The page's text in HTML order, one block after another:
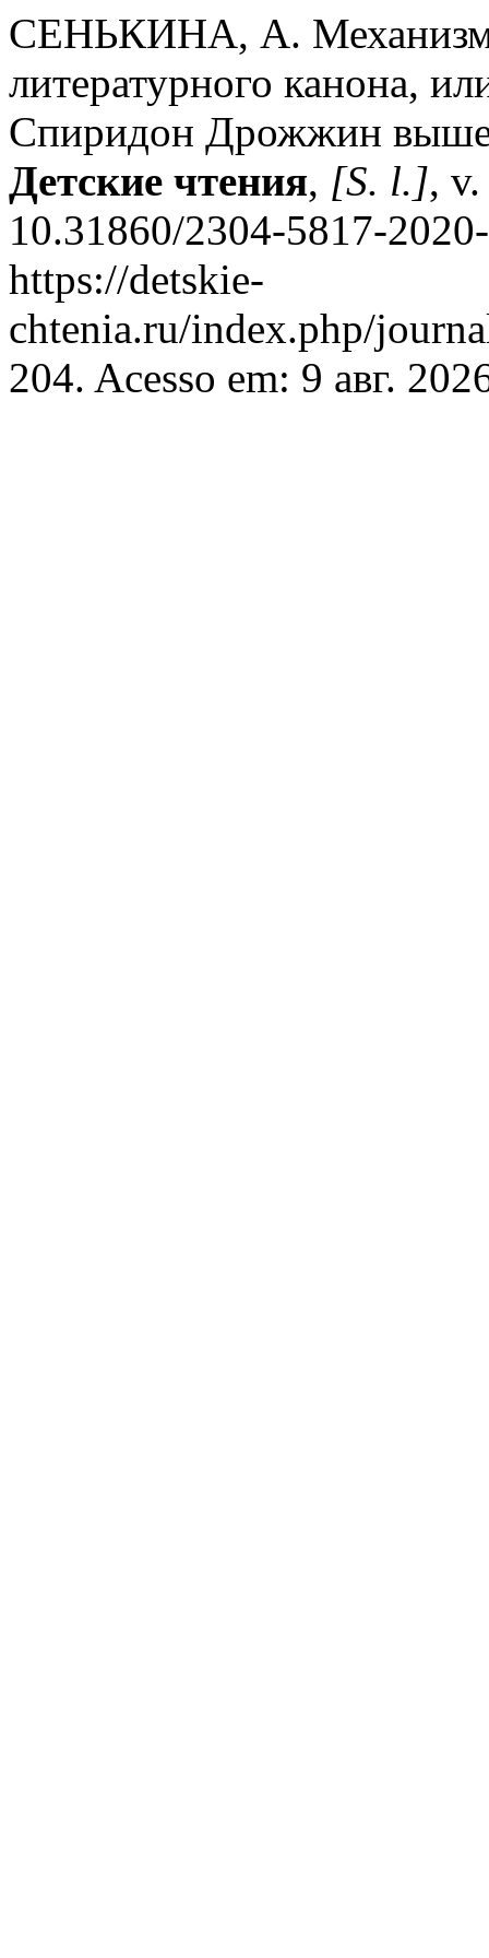
СЕНЬКИНА, А.
литературного канона,
Спиридон Дрожжин
Детские чтения, [S. l.],
10.31860/2304-5817-
https://detskie-
chtenia.ru/index.php/
204. Acesso em: 9 авг.